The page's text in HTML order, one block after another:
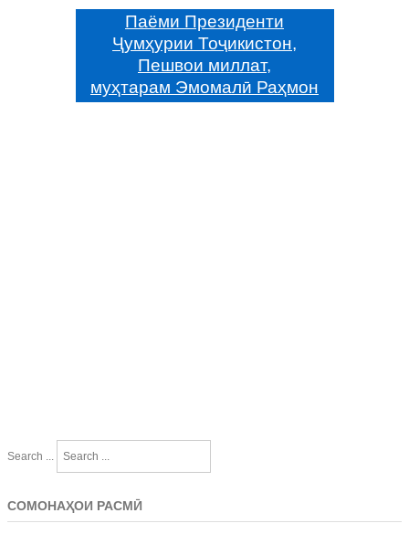
Паёми Президенти
Ҷумҳурии Тоҷикистон,
Пешвои миллат,
муҳтарам Эмомалӣ Раҳмон
Search ...
СОМОНАҲОИ РАСМӢ